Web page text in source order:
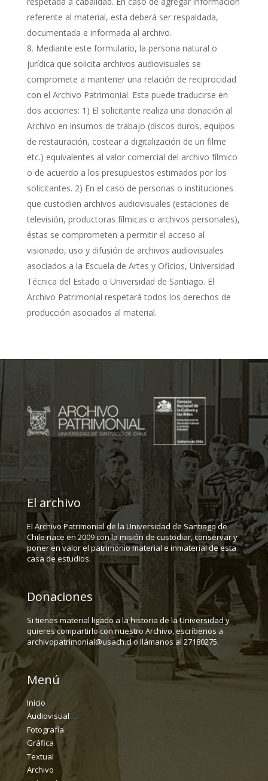
referente al material, esta deberá ser respaldada,
documentada e informada al archivo.
Mediante este formulario, la persona natural o
jurídica que solicita archivos audiovisuales se
compromete a mantener una relación de reciprocidad
con el Archivo Patrimonial. Esta puede traducirse en
dos acciones: 1) El solicitante realiza una donación al
Archivo en insumos de trabajo (discos duros, equipos
de restauración, costear a digitalización de un filme
etc.) equivalentes al valor comercial del archivo fílmico
o de acuerdo a los presupuestos estimados por los
solicitantes. 2) En el caso de personas o instituciones
que custodien archivos audiovisuales (estaciones de
televisión, productoras fílmicas o archivos personales),
éstas se comprometen a permitir el acceso al
visionado, uso y difusión de archivos audiovisuales
asociados a la Escuela de Artes y Oficios, Universidad
Técnica del Estado o Universidad de Santiago. El
Archivo Patrimonial respetará todos los derechos de
producción asociados al material.
El archivo
El Archivo Patrimonial de la Universidad de Santiago de
Chile nace en 2009 con la misión de custodiar, conservar y
poner en valor el patrimonio material e inmaterial de esta
casa de estudios.
Donaciones
Si tienes material ligado a la historia de la Universidad y
quieres compartirlo con nuestro Archivo, escríbenos a
archivopatrimonial@usach.cl o llámanos al 27180275.
Menú
Inicio
Audiovisual
Fotografía
Gráfica
Textual
Archivo